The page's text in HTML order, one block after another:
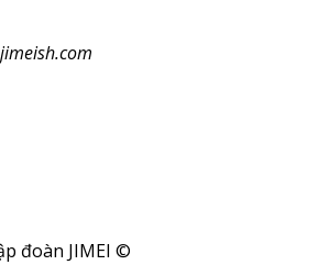
đoàn JIMEI ©